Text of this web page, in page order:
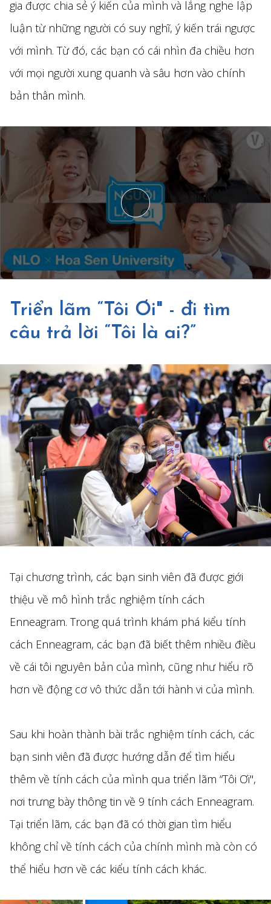
gia được chia sẻ ý kiến của mình và lắng nghe lập
luận từ những người có suy nghĩ, ý kiến trái ngược
với mình. Từ đó, các bạn có cái nhìn đa chiều hơn
với mọi người xung quanh và sâu hơn vào chính
bản thân mình.
Triển lãm “Tôi Ơi" - đi tìm
câu trả lời “Tôi là ai?”
Tại chương trình, các bạn sinh viên đã được giới
thiệu về mô hình trắc nghiệm tính cách
Enneagram. Trong quá trình khám phá kiểu tính
cách Enneagram, các bạn đã biết thêm nhiều điều
về cái tôi nguyên bản của mình, cũng như hiểu rõ
hơn về động cơ vô thức dẫn tới hành vi của mình.
Sau khi hoàn thành bài trắc nghiệm tính cách, các
bạn sinh viên đã được hướng dẫn để tìm hiểu
thêm về tính cách của mình qua triển lãm “Tôi Ơi",
nơi trưng bày thông tin về 9 tính cách Enneagram.
Tại triển lãm, các bạn đã có thời gian tìm hiểu
không chỉ về tính cách của chính mình mà còn có
thể hiểu hơn về các kiểu tính cách khác.